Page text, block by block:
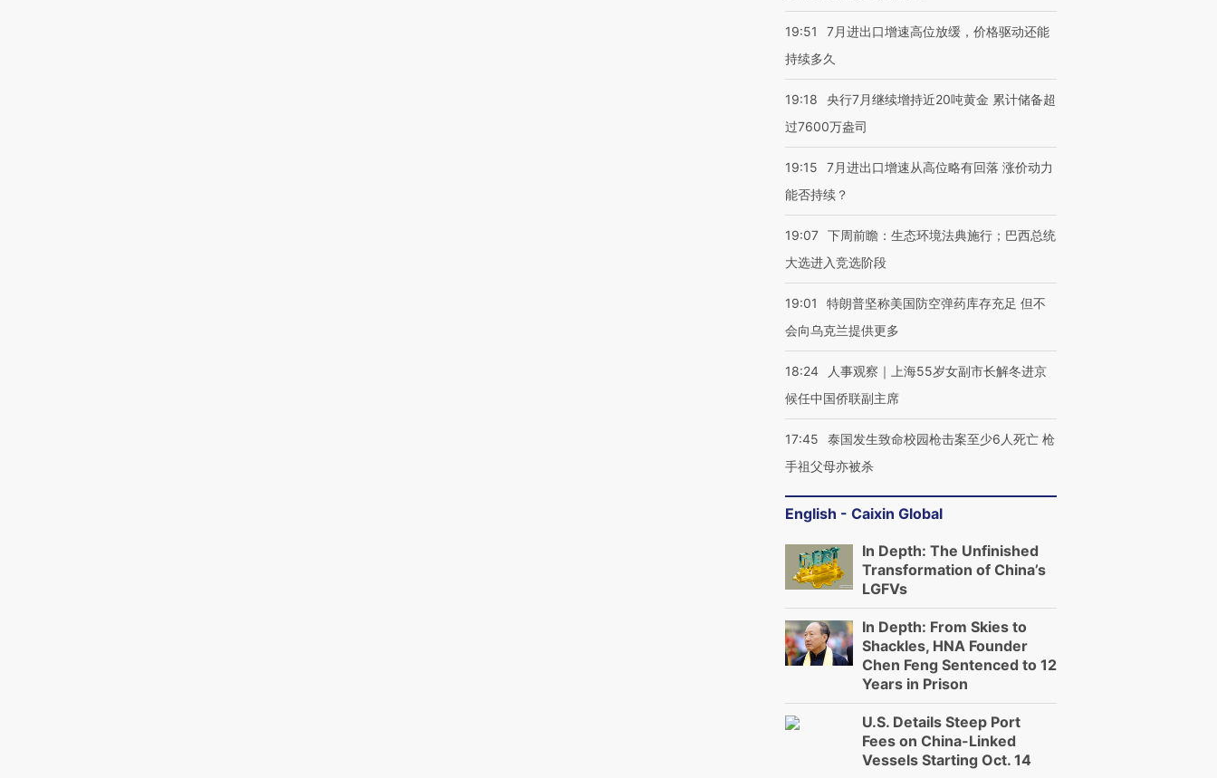
19:51
7月进出口增速高位放缓，价格驱动还能
持续多久
19:18
央行7月继续增持近20吨黄金 累计储备超
过7600万盎司
19:15
7月进出口增速从高位略有回落 涨价动力
能否持续？
19:07 下周前瞻：生态环境法典施行；巴西总统
大选进入竞选阶段
19:01
特朗普坚称美国防空弹药库存充足 但不
会向乌克兰提供更多
18:24
人事观察｜上海55岁女副市长解冬进京
候任中国侨联副主席
17:45
泰国发生致命校园枪击案至少6人死亡 枪
手祖父母亦被杀
English - Caixin Global
In Depth: The Unfinished
Transformation of China’s
LGFVs
In Depth: From Skies to
Shackles, HNA Founder
Chen Feng Sentenced to 12
Years in Prison
U.S. Details Steep Port
Fees on China-Linked
Vessels Starting Oct. 14